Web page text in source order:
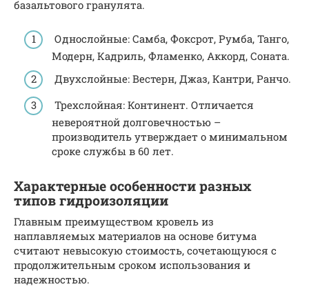
базальтового гранулята.
Однослойные: Самба, Фоксрот, Румба, Танго,
Модерн, Кадриль, Фламенко, Аккорд, Соната.
Двухслойные: Вестерн, Джаз, Кантри, Ранчо.
Трехслойная: Континент. Отличается
невероятной долговечностью –
производитель утверждает о минимальном
сроке службы в 60 лет.
Характерные особенности разных
типов гидроизоляции
Главным преимуществом кровель из
наплавляемых материалов на основе битума
считают невысокую стоимость, сочетающуюся с
продолжительным сроком использования и
надежностью.